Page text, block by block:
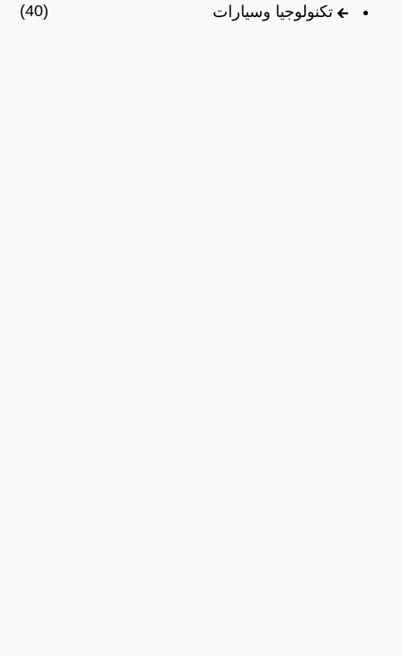
تكنولوجيا وسيارات
(40)